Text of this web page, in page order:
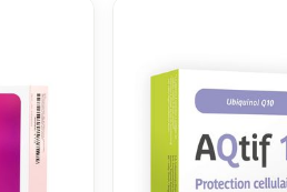
aan te passen.